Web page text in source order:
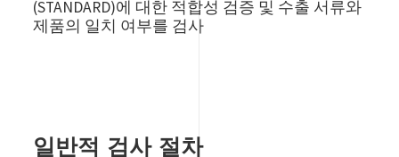
(STANDARD)에 대한 적합성 검증 및 수출 서류와
제품의 일치 여부를 검사
일반적 검사 절차